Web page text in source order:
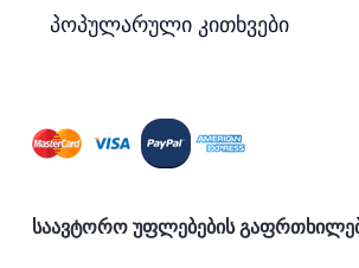
პოპულარული კითხვები
საავტორო უფლებების